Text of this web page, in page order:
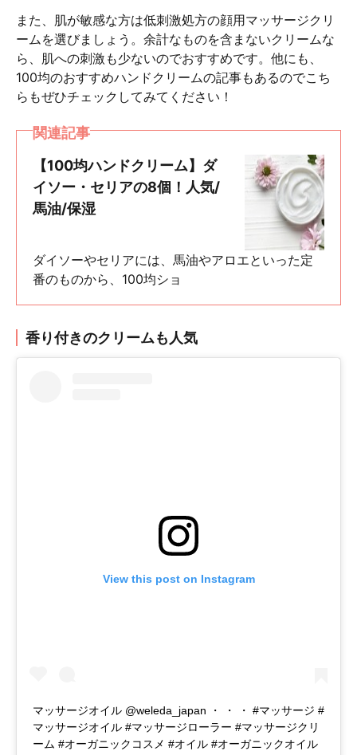
また、肌が敏感な方は低刺激処方の顔用マッサージクリ
ームを選びましょう。余計なものを含まないクリームな
ら、肌への刺激も少ないのでおすすめです。他にも、
100均のおすすめハンドクリームの記事もあるのでこち
らもぜひチェックしてみてください！
関連記事
【100均ハンドクリーム】ダ
イソー・セリアの8個！人気/
馬油/保湿
ダイソーやセリアには、馬油やアロエといった定
番のものから、100均ショ
香り付きのクリームも人気
View this post on Instagram
マッサージオイル @weleda_japan ・ ・ ・ #マッサージ #
マッサージオイル #マッサージローラー #マッサージクリ
ーム #オーガニックコスメ #オイル #オーガニックオイル